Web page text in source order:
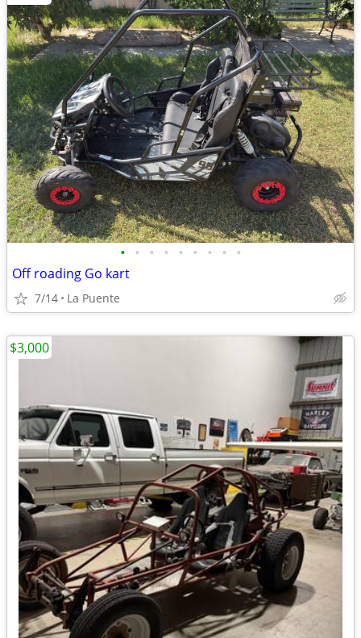
• • • • • • • • •
Off roading Go kart
7/14 La Puente
$3,000